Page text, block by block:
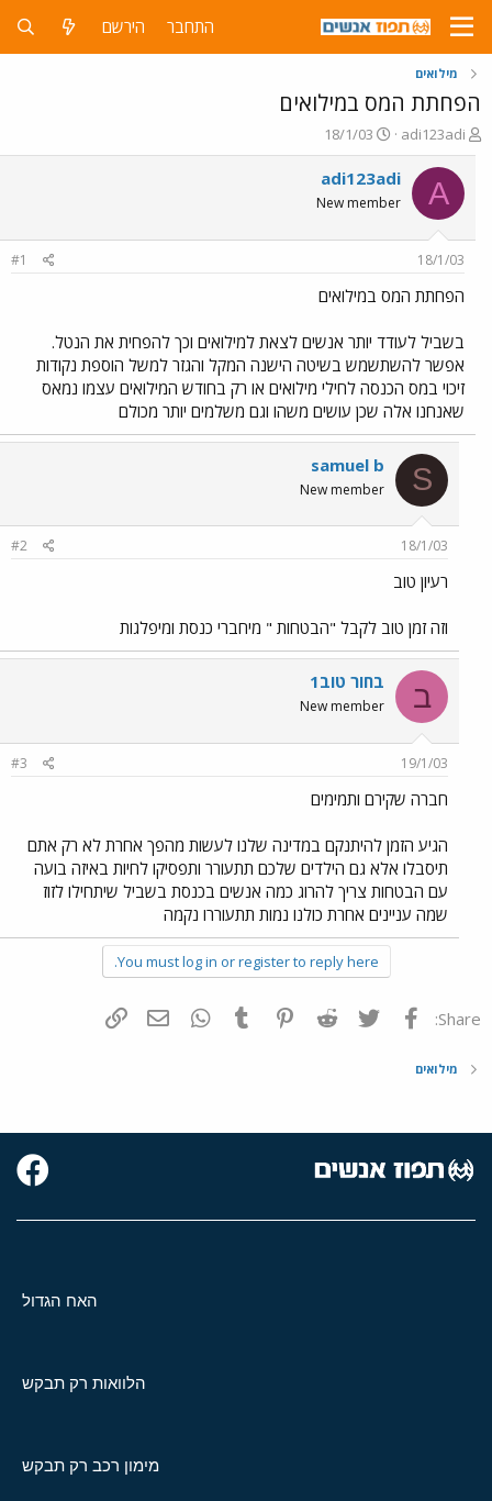
התחבר הירשם
מילואים
הפחתת המס במילואים
פ
ו
ת
ח
ה
ש
א
adi123adi
פ
ו
ר
ם
ר
18/1/03
A
adi123adi
New member
18/1/03
#1
הפחתת המס במילואים
בשביל לעודד יותר אנשים לצאת למילואים וכך להפחית את הנטל.
אפשר להשתשמש בשיטה הישנה המקל והגזר למשל הוספת נקודות
זיכוי במס הכנסה לחילי מילואים או רק בחודש המילואים עצמו נמאס
שאנחנו אלה שכן עושים משהו וגם משלמים יותר מכולם
S
samuel b
New member
18/1/03
#2
רעיון טוב
וזה זמן טוב לקבל "הבטחות " מיחברי כנסת ומיפלגות
ב בחור טוב1
New member
19/1/03
#3
חברה שקירם ותמימים
הגיע הזמן להיתנקם במדינה שלנו לעשות מהפך אחרת לא רק אתם
תיסבלו אלא גם הילדים שלכם תתעורר ותפסיקו לחיות באיזה בועה
עם הבטחות צריך להרוג כמה אנשים בכנסת בשביל שיתחילו לזוז
שמה עניינים אחרת כולנו נמות תתעוררו נקמה
You must log in or register to reply here.
Share: פייסבוק Twitter
Reddit
Pinterest
Tumblr
WhatsAppדואר אלקטרוני
מילואים
האח הגדול
הלוואות רק תבקש
מימון רכב רק תבקש